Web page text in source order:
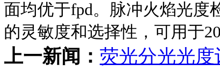
面均优于fpd。脉冲火焰光度
的灵敏度和选择性，可用于
上一新闻： 荧光分光光度